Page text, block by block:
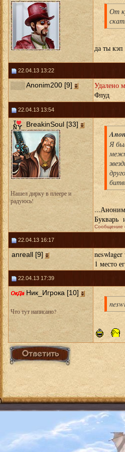
От
да ты кэп
22.04.13 13:22
Anonim200 [9]
Удалено
Флуд
22.04.13 13:54
BreakinSoul [33]
Нашел дирку в плеере и
радуюсь!
Я
Букварь
Сообщение
22.04.13 16:17
anreall [9]
1 место
22.04.13 17:39
Ник_Игрока [10]
Что тут написано?